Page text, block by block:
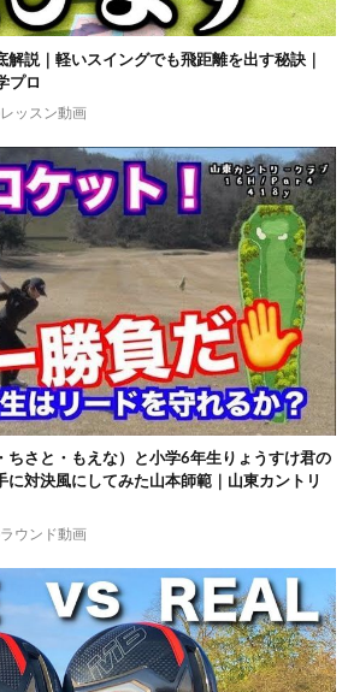
説｜軽いスイングでも飛距離を出す秘訣｜
プロ
ッスン動画
ちさと・もえな）と小学6年生りょうすけ君の
に対決風にしてみた山本師範｜山東カントリ
ウンド動画